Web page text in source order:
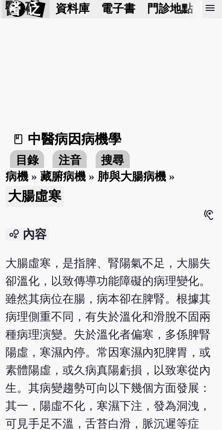
醫 砭 資料庫 電子書 門診地點 預
menu
book_2
中醫病因病機學
目錄 注音
搜尋
病機 »藏腑病機 » 肺與大腸病機 »
大腸虛寒
hearing
bubble_chart 內容
大腸虛寒，是指脾、腎陽氣不足，大腸失
卻溫化，以致傳導功能障礙的病理變化。
雖然其病位在腸，病本卻在脾腎。根據其
病理側重不同，有失於溫化和滑脫不固兩
種病理演變。失於溫化者偏寒，多係脾腎
陽虛，寒濕內停。常因寒濕內犯脾胃，或
素體陽虛，或久病真陽虧損，以致寒從內
生。其病變趨勢可向以下幾個方面發展：
其一，陽虛不化，寒濕下注，發為洞洩，
可見手足不溫，舌苔白滑，脈沉遲等症